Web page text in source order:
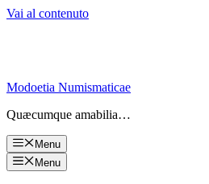
Vai al contenuto
Modoetia Numismaticae
Quæcumque amabilia…
Menu
Menu